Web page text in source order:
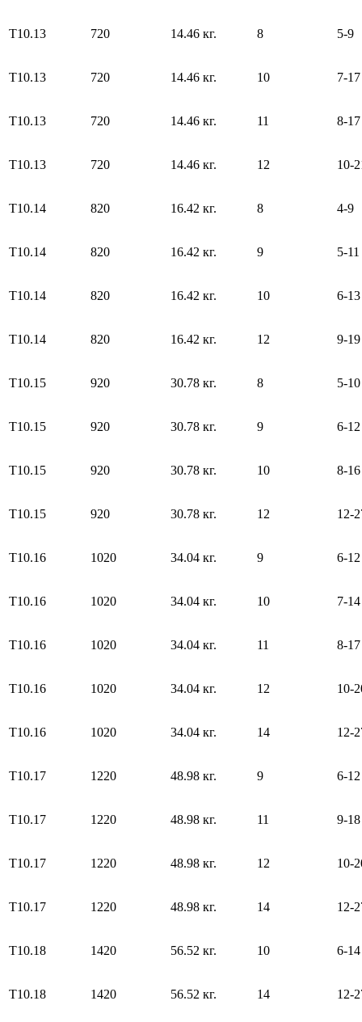
Т10.13 720 14.46 кг. 8 5-9
Т10.13 720 14.46 кг. 10 7-17
Т10.13 720 14.46 кг. 11 8-17
Т10.13 720 14.46 кг. 12 10-
Т10.14 820 16.42 кг. 8 4-9
Т10.14 820 16.42 кг. 9 5-11
Т10.14 820 16.42 кг. 10 6-13
Т10.14 820 16.42 кг. 12 9-19
Т10.15 920 30.78 кг. 8 5-10
Т10.15 920 30.78 кг. 9 6-12
Т10.15 920 30.78 кг. 10 8-16
Т10.15 920 30.78 кг. 12 12-
Т10.16 1020 34.04 кг. 9 6-12
Т10.16 1020 34.04 кг. 10 7-14
Т10.16 1020 34.04 кг. 11 8-17
Т10.16 1020 34.04 кг. 12 10-
Т10.16 1020 34.04 кг. 14 12-
Т10.17 1220 48.98 кг. 9 6-12
Т10.17 1220 48.98 кг. 11 9-18
Т10.17 1220 48.98 кг. 12 10-
Т10.17 1220 48.98 кг. 14 12-
Т10.18 1420 56.52 кг. 10 6-14
Т10.18 1420 56.52 кг. 14 12-